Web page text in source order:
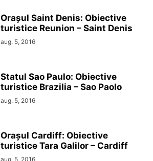
Orașul Saint Denis: Obiective
turistice Reunion – Saint Denis
aug. 5, 2016
Statul Sao Paulo: Obiective
turistice Brazilia – Sao Paolo
aug. 5, 2016
Orașul Cardiff: Obiective
turistice Tara Galilor – Cardiff
aug. 5, 2016